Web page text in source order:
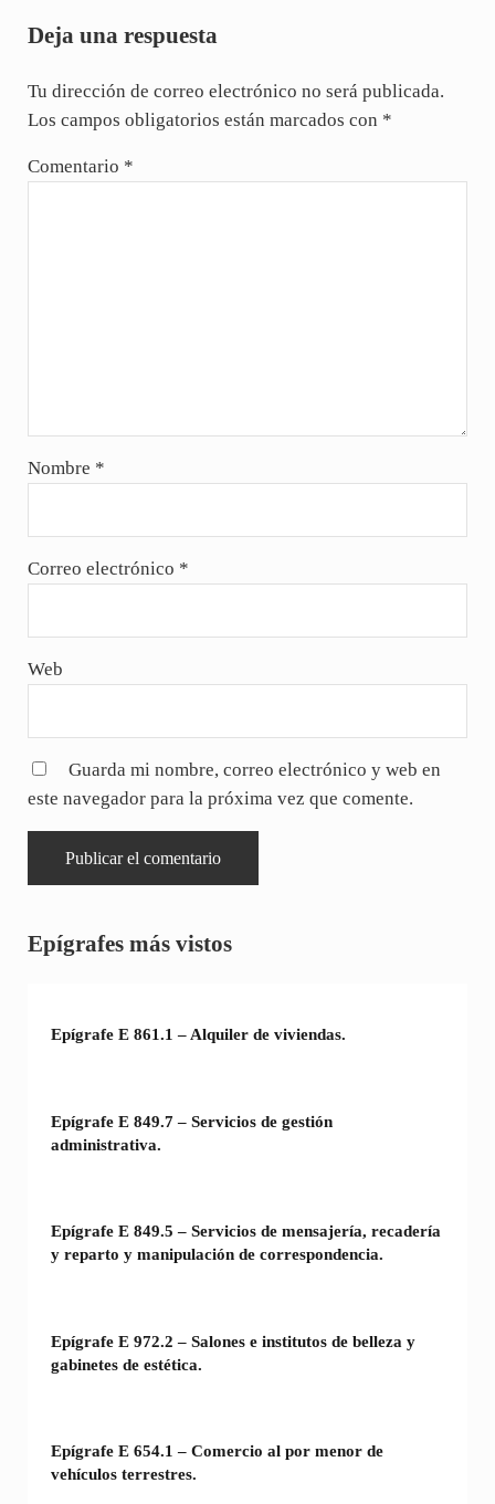
Deja una respuesta
Tu dirección de correo electrónico no será publicada.
Los campos obligatorios están marcados con *
Comentario *
Nombre *
Correo electrónico *
Web
Guarda mi nombre, correo electrónico y web en
este navegador para la próxima vez que comente.
Sidebar
Epígrafes más vistos
Epígrafe E 861.1 – Alquiler de viviendas.
Epígrafe E 849.7 – Servicios de gestión
administrativa.
Epígrafe E 849.5 – Servicios de mensajería, recadería
y reparto y manipulación de correspondencia.
Epígrafe E 972.2 – Salones e institutos de belleza y
gabinetes de estética.
Epígrafe E 654.1 – Comercio al por menor de
vehículos terrestres.